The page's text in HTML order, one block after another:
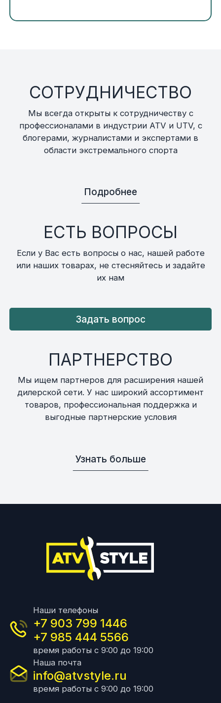
СОТРУДНИЧЕСТВО
Мы всегда открыты к сотрудничеству с
профессионалами в индустрии ATV и UTV, с
блогерами, журналистами и экспертами в
области экстремального спорта
Подробнее
ЕСТЬ ВОПРОСЫ
Если у Вас есть вопросы о нас, нашей работе
или наших товарах, не стесняйтесь и задайте
их нам
Задать вопрос
ПАРТНЕРСТВО
Мы ищем партнеров для расширения нашей
дилерской сети. У нас широкий ассортимент
товаров, профессиональная поддержка и
выгодные партнерские условия
Узнать больше
Наши телефоны
+7 903 799 1446
+7 985 444 5566
время работы с 9:00 до 19:00
Наша почта
info@atvstyle.ru
время работы с 9:00 до 19:00